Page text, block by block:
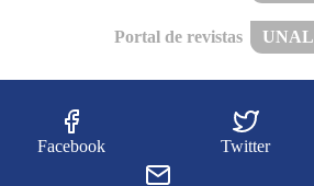
Portal de revistas UNAL
Facebook Twitter